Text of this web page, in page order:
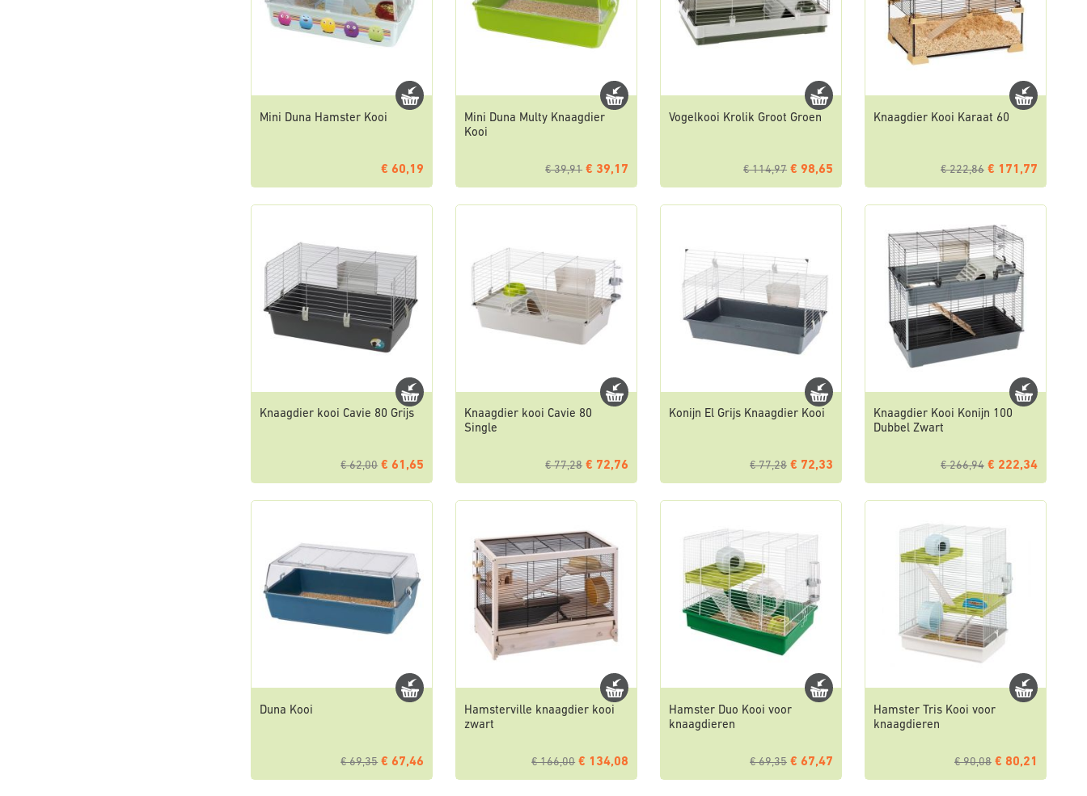
Mini Duna Hamster Kooi
€ 60,19
Mini Duna Multy Knaagdier
Kooi
€ 39,91 € 39,17
Vogelkooi Krolik Groot Groen
€ 114,97 € 98,65
Knaagdier Kooi Karaat 60
€ 222,86 € 171,77
Knaagdier kooi Cavie 80 Grijs
€ 62,00 € 61,65
Knaagdier kooi Cavie 80
Single
€ 77,28 € 72,76
Konijn El Grijs Knaagdier Kooi
€ 77,28 € 72,33
Knaagdier Kooi Konijn 100
Dubbel Zwart
€ 266,94 € 222,34
Duna Kooi
€ 69,35 € 67,46
Hamsterville knaagdier kooi
zwart
€ 166,00 € 134,08
Hamster Duo Kooi voor
knaagdieren
€ 69,35 € 67,47
Hamster Tris Kooi voor
knaagdieren
€ 90,08 € 80,21